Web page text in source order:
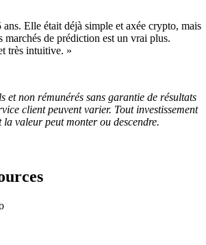
Elle était déjà simple et axée crypto, mais
marchés de prédiction est un vrai plus.
très intuitive. »
et non rémunérés sans garantie de résultats
client peuvent varier. Tout investissement
la valeur peut monter ou descendre.